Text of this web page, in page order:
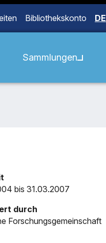
Bibliothekskonto DE
Sammlungen
bis 31.03.2007
durch
Forschungsgemeinschaft